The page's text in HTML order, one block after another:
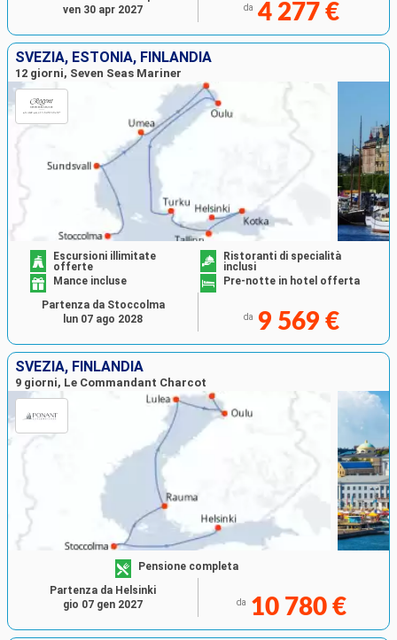
da 4 277 €
ven 30 apr 2027
SVEZIA, ESTONIA, FINLANDIA
12 giorni, Seven Seas Mariner
Escursioni illimitate
offerte
Ristoranti di specialità
inclusi
Mance incluse
Pre-notte in hotel offerta
da 9 569 €
Partenza da Stoccolma
lun 07 ago 2028
SVEZIA, FINLANDIA
9 giorni, Le Commandant Charcot
Pensione completa
da 10 780 €
Partenza da Helsinki
gio 07 gen 2027